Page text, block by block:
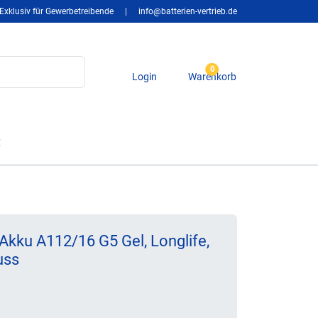
Exklusiv für Gewerbetreibende info@batterien-vertrieb.de
Login
0
Warenkorb
A112/16 G5 Gel, Longlife,